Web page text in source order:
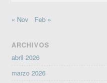
« Nov Feb »
ARCHIVOS
abril 2026
marzo 2026